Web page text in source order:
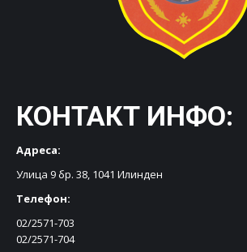
КОНТАКТ ИНФО:
Адреса:
Улица 9 бр. 38, 1041 Илинден
Телефон:
02/2571-703
02/2571-704